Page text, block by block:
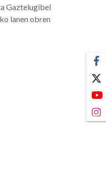
Gaztelugibel
lanen obren